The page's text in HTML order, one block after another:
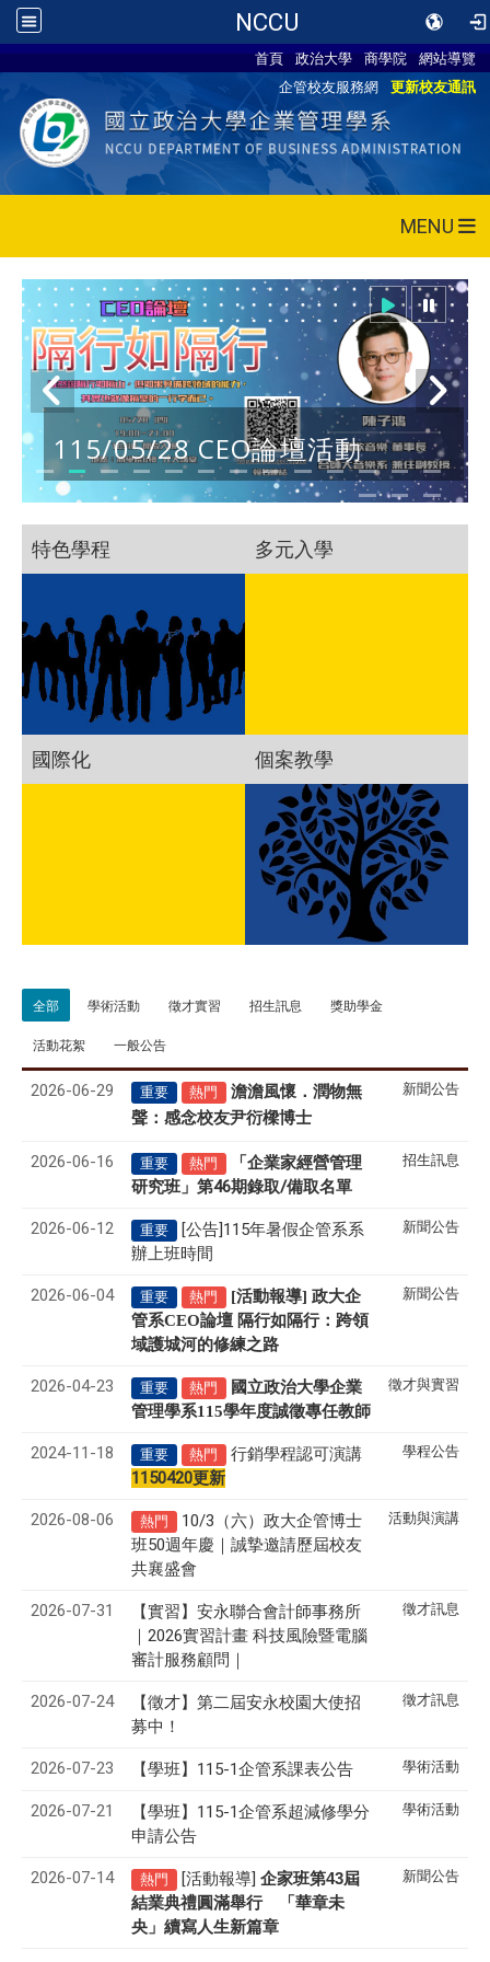
NCCU
首頁 政治大學 商學院
網站導覽
企管校友服務網
更新校友通訊
MENU
115/05/28 CEO論壇活動
特色學程 多元入學
國際化 個案教學
全部 學術活動 徵才實習 招生訊息 獎助學金
活動花絮 一般公告
2026-06-29 重要 熱門
澹澹風懷．潤物無
聲 ： 感念校友尹衍樑博士
新聞公告
2026-06-16 重要 熱門
「企業家經營管理
研究班」第46期錄取/備取名單
招生訊息
2026-06-12 重要
[公告]115年暑假企管系系
辦上班時間
新聞公告
2026-06-04 重要 熱門
[活動報導] 政大企
管系CEO論壇 隔行如隔行：跨領
域護城河的修練之路
新聞公告
2026-04-23 重要 熱門
國立政治大學企業
管理學系115學年度誠徵專任教師
徵才與實習
2024-11-18 重要 熱門
行銷學程認可演講
1150420更新
學程公告
2026-08-06 熱門
10/3（六）政大企管博士
班50週年慶｜誠摯邀請歷屆校友
共襄盛會
活動與演講
2026-07-31
【實習】安永聯合會計師事務所
｜2026實習計畫 科技風險暨電腦
審計服務顧問｜
徵才訊息
2026-07-24 【徵才】 第二屆安永校園大使招
募中！
徵才訊息
2026-07-23 【學班】115-1企管系課表公告 學術活動
2026-07-21
【學班】115-1企管系超減修學分
申請公告
學術活動
2026-07-14 熱門 [活動報導] 企家班第43屆
結業典禮圓滿舉行 「華章未
央」續寫人生新篇章
新聞公告